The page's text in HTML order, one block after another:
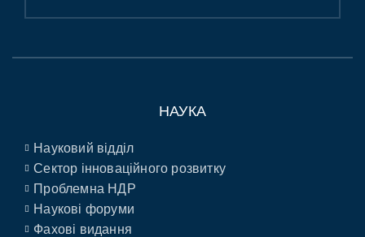
НАУКА
Науковий відділ
Сектор інноваційного розвитку
Проблемна НДР
Наукові форуми
Фахові видання